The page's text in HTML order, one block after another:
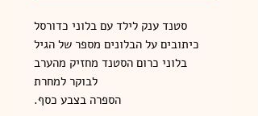
סטנד ענק לילד עם בלוני כדורסל
כיתובים על הבלונים מספר של הגיל
בלוני כרום הסטנד מחזיק מהערב
לבוקר למחרת
הספרה בצבע כסף.